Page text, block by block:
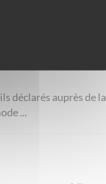
incontournable à
...
déclarés auprès de la
...